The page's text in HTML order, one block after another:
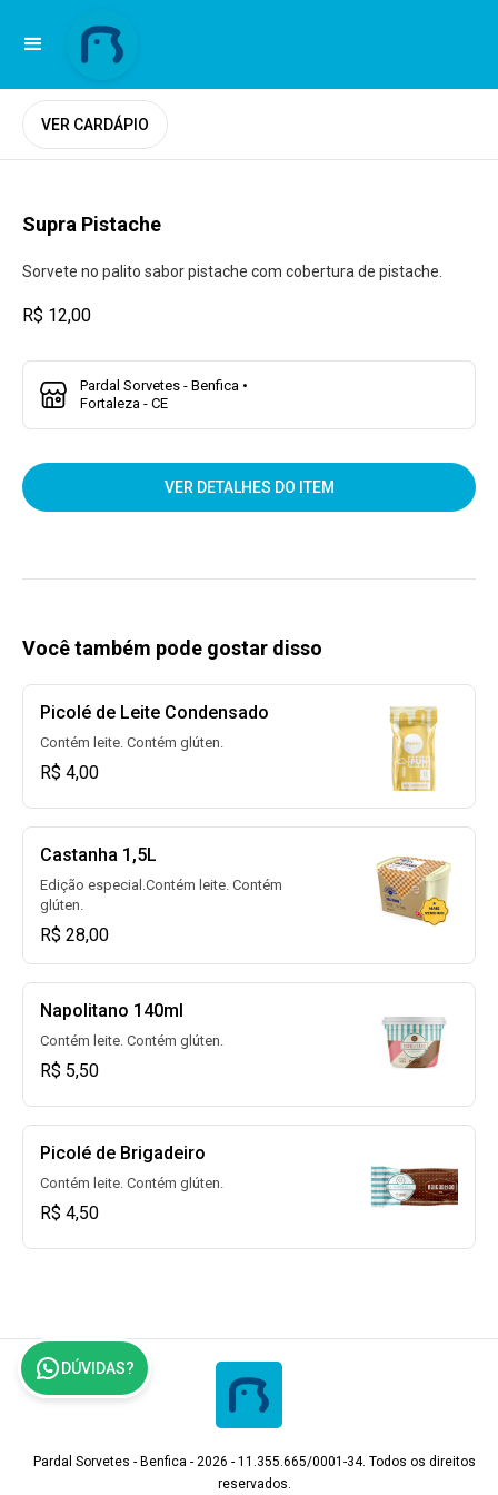
VER CARDÁPIO
Supra Pistache
Sorvete no palito sabor pistache com cobertura de pistache.
R$ 12,00
Pardal Sorvetes - Benfica •
Fortaleza - CE
VER DETALHES DO ITEM
Você também pode gostar disso
Picolé de Leite Condensado
Contém leite. Contém glúten.
R$ 4,00
Castanha 1,5L
Edição especial.Contém leite. Contém
glúten.
R$ 28,00
Napolitano 140ml
Contém leite. Contém glúten.
R$ 5,50
Picolé de Brigadeiro
Contém leite. Contém glúten.
R$ 4,50
DÚVIDAS?
Pardal Sorvetes - Benfica - 2026 - 11.355.665/0001-34. Todos os direitos
reservados.